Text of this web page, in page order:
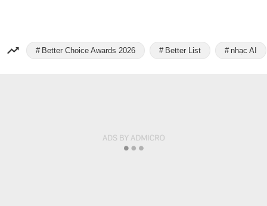
Better Choice Awards 2026 Better List nhạc AI